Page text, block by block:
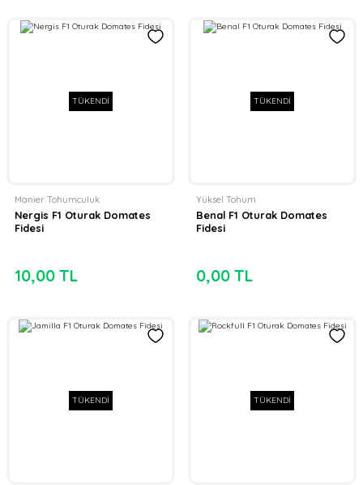
TÜKENDİ
Manier Tohumculuk
Nergis F1 Oturak Domates
Fidesi
10,00 TL
TÜKENDİ
Yüksel Tohum
Benal F1 Oturak Domates
Fidesi
0,00 TL
TÜKENDİ TÜKENDİ